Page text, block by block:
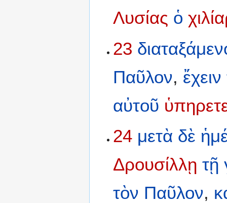
Λυσίας ὁ
23
Παῦλον, ἔχειν
αὐτοῦ
24 μετὰ δὲ
Δρουσίλλῃ τῇ
τὸν Παῦλον,